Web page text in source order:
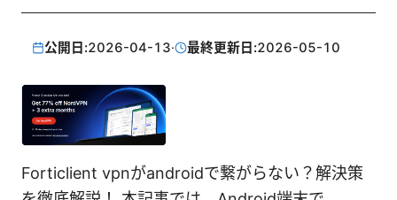
公開日:2026-04-13· 最終更新日:2026-05-10
Forticlient vpnがandroidで繋がらない？解決策